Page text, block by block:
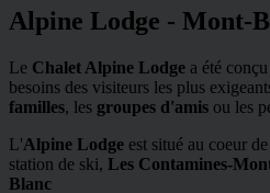
Alpine Lodge - Mont-
Le Chalet Alpine Lodge a été
besoins des visiteurs les plus
familles, les groupes d'amis ou les
L'Alpine Lodge est situé au coeur
station de ski, Les Contamines-
Blanc